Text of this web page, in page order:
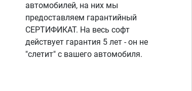
автомобилей, на них мы
предоставляем гарантийный
СЕРТИФИКАТ. На весь софт
действует гарантия 5 лет - он не
"слетит" с вашего автомобиля.